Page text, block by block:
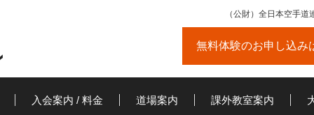
（公財）全日本空手
無料体験のお申し込み
入会案内 / 料金 道場案内 課外教室案内